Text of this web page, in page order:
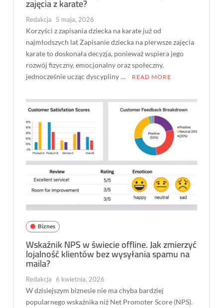
zajęcia z karate?
Redakcja 5 maja, 2026
Korzyści z zapisania dziecka na karate już od
najmłodszych lat Zapisanie dziecka na pierwsze zajęcia
karate to doskonała decyzja, ponieważ wspiera jego
rozwój fizyczny, emocjonalny oraz społeczny,
jednocześnie ucząc dyscypliny …
READ MORE
Biznes
Wskaźnik NPS w świecie offline. Jak zmierzyć
lojalność klientów bez wysyłania spamu na
maila?
Redakcja 6 kwietnia, 2026
W dzisiejszym biznesie nie ma chyba bardziej
popularnego wskaźnika niż Net Promoter Score (NPS).